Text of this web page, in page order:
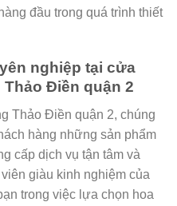
đầu trong quá trình thiết
nghiệp tại cửa
Điền quận 2
Thảo Điền quận 2, chúng
hàng những sản phẩm
cấp dịch vụ tận tâm và
giàu kinh nghiệm của
trong việc lựa chọn hoa